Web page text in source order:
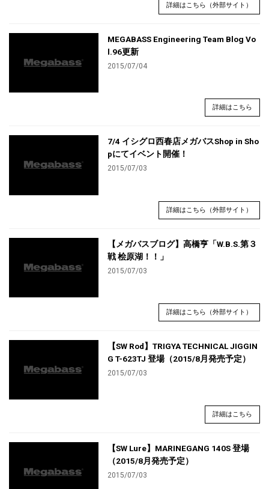
詳細はこちら（外部サイト）
MEGABASS Engineering Team Blog Vo
l.96更新
2015/07/04
詳細はこちら
7/4 イシグロ西春店メガバスShop in Sho
pにてイベント開催！
2015/07/03
詳細はこちら（外部サイト）
【メガバスブログ】高橋亨「W.B.S.第３
戦 桧原湖！！」
2015/07/03
詳細はこちら（外部サイト）
【SW Rod】TRIGYA TECHNICAL JIGGIN
G T-623TJ 登場（2015/8月発売予定）
2015/07/03
詳細はこちら
【SW Lure】MARINEGANG 140S 登場
（2015/8月発売予定）
2015/07/03